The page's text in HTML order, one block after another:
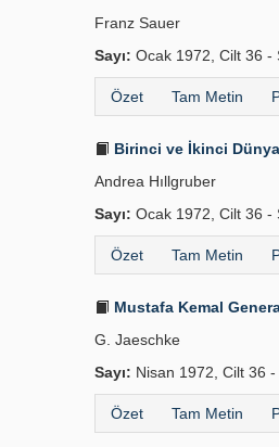
Franz Sauer
Sayı: Ocak 1972, Cilt 36 -
Özet Tam Metin
Birinci ve İkinci
Andrea Hıllgruber
Sayı: Ocak 1972, Cilt 36 -
Özet Tam Metin
Mustafa Kemal
G. Jaeschke
Sayı: Nisan 1972, Cilt 36 -
Özet Tam Metin